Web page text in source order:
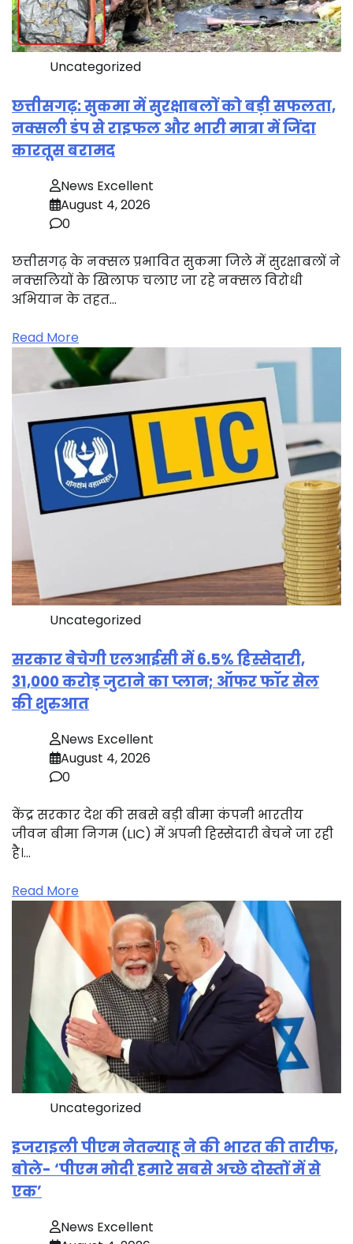
Uncategorized
छत्तीसगढ़: सुकमा में सुरक्षाबलों को बड़ी सफलता,
नक्सली डंप से राइफल और भारी मात्रा में जिंदा
कारतूस बरामद
News Excellent
August 4, 2026
0
छत्तीसगढ़ के नक्सल प्रभावित सुकमा जिले में सुरक्षाबलों ने
नक्सलियों के खिलाफ चलाए जा रहे नक्सल विरोधी
अभियान के तहत…
Read More
Uncategorized
सरकार बेचेगी एलआईसी में 6.5% हिस्सेदारी,
31,000 करोड़ जुटाने का प्लान; ऑफर फॉर सेल
की शुरुआत
News Excellent
August 4, 2026
0
केंद्र सरकार देश की सबसे बड़ी बीमा कंपनी भारतीय
जीवन बीमा निगम (LIC) में अपनी हिस्सेदारी बेचने जा रही
है।…
Read More
Uncategorized
इजराइली पीएम नेतन्याहू ने की भारत की तारीफ,
बोले- ‘पीएम मोदी हमारे सबसे अच्छे दोस्तों में से
एक’
News Excellent